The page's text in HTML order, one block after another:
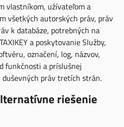
vlastníkom, užívateľom a
všetkých autorských práv, práv
k databáze, potrebných na
a poskytovanie Služby,
označení, log, názvov,
funkčnosti a príslušnej
práv tretích strán.
riešenie